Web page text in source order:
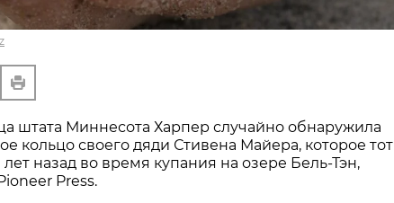
штата Миннесота Харпер случайно обнаружила
кольцо своего дяди Стивена Майера, которое тот
лет назад во время купания на озере Бель-Тэн,
Press.